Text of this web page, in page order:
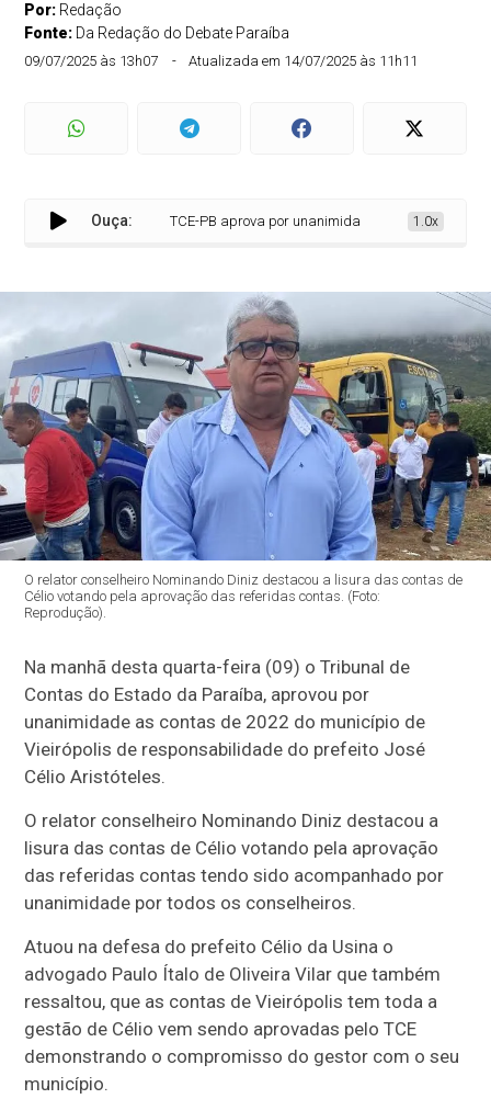
Por: Redação
Fonte: Da Redação do Debate Paraíba
09/07/2025 às 13h07 Atualizada em 14/07/2025 às 11h11
Ouça: TCE-PB aprova por unanimidade contas do ex-
1.0x
O relator conselheiro Nominando Diniz destacou a lisura das contas de
Célio votando pela aprovação das referidas contas. (Foto:
Reprodução).
Na manhã desta quarta-feira (09) o Tribunal de
Contas do Estado da Paraíba, aprovou por
unanimidade as contas de 2022 do município de
Vieirópolis de responsabilidade do prefeito José
Célio Aristóteles.
O relator conselheiro Nominando Diniz destacou a
lisura das contas de Célio votando pela aprovação
das referidas contas tendo sido acompanhado por
unanimidade por todos os conselheiros.
Atuou na defesa do prefeito Célio da Usina o
advogado Paulo Ítalo de Oliveira Vilar que também
ressaltou, que as contas de Vieirópolis tem toda a
gestão de Célio vem sendo aprovadas pelo TCE
demonstrando o compromisso do gestor com o seu
município.